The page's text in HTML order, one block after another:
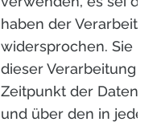
haben der
widersprochen. Sie
dieser Verarbeitung
Zeitpunkt der
und über den in jeder